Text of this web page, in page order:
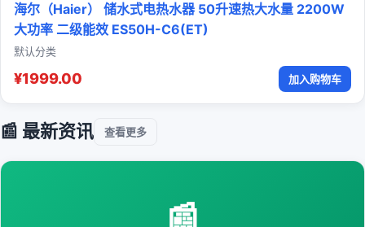
海尔（Haier） 储水式电热水器 50升速热大水量 2200W
大功率 二级能效 ES50H-C6(ET)
默认分类
¥1999.00 加入购物车
📰 最新资讯 查看更多
📰